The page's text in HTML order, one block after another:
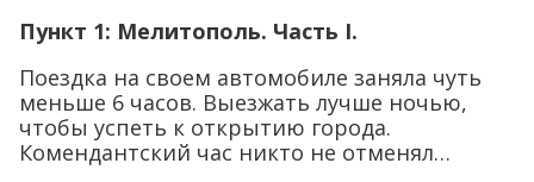
Пункт 1: Мелитополь. Часть I.
Поездка на своем автомобиле заняла чуть
меньше 6 часов. Выезжать лучше ночью,
чтобы успеть к открытию города.
Комендантский час никто не отменял…